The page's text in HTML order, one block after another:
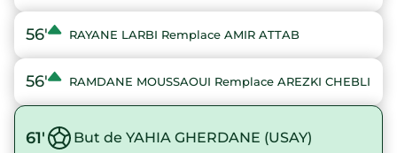
56' RAYANE LARBI Remplace AMIR ATTAB
56' RAMDANE MOUSSAOUI Remplace AREZKI CHEBLI
61' But de YAHIA GHERDANE (USAY)